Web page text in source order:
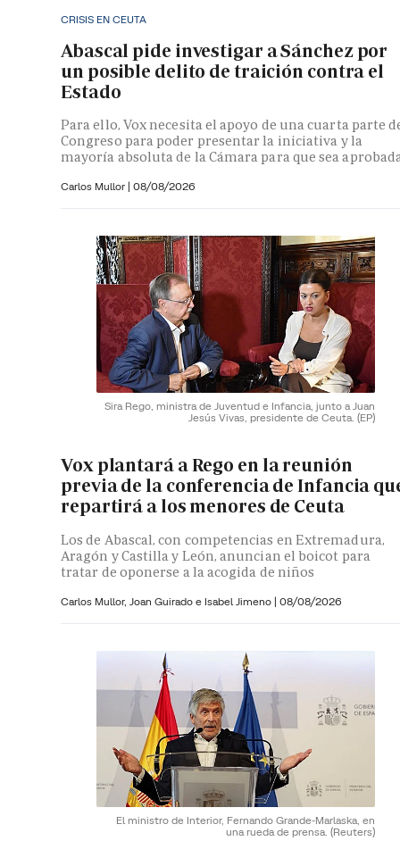
CRISIS EN CEUTA
Abascal pide investigar a Sánchez por
un posible delito de traición contra el
Estado
Para ello, Vox necesita el apoyo de una cuarta parte
Congreso para poder presentar la iniciativa y la
mayoría absoluta de la Cámara para que sea
Carlos Mullor | 08/08/2026
Sira Rego, ministra de Juventud e Infancia, junto a Juan
Jesús Vivas, presidente de Ceuta. (EP)
Vox plantará a Rego en la reunión
previa de la conferencia de Infancia
repartirá a los menores de Ceuta
Los de Abascal, con competencias en Extremadura,
Aragón y Castilla y León, anuncian el boicot para
tratar de oponerse a la acogida de niños
Carlos Mullor, Joan Guirado e Isabel Jimeno | 08/08/2026
El ministro de Interior, Fernando Grande-Marlaska, en
una rueda de prensa. (Reuters)